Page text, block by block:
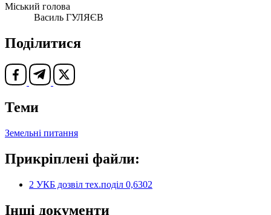
Міський голова
Василь ГУЛЯЄВ
Поділитися
Теми
Земельні питання
Прикріплені файли:
2 УКБ дозвіл тех.поділ 0,6302
Інші документи